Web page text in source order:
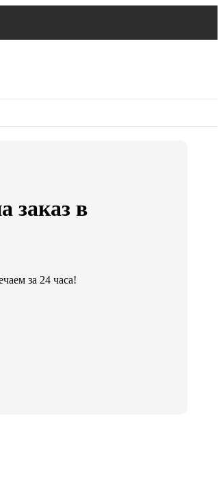
заказ в
за 24 часа!